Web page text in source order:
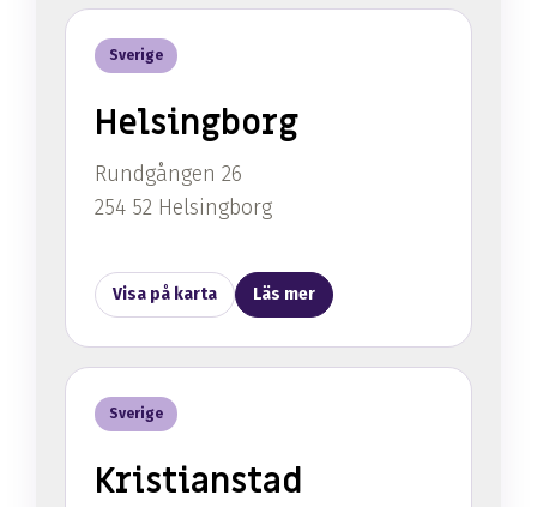
Sverige
Helsingborg
Rundgången 26
254 52 Helsingborg
Visa på karta Läs mer
Sverige
Kristianstad